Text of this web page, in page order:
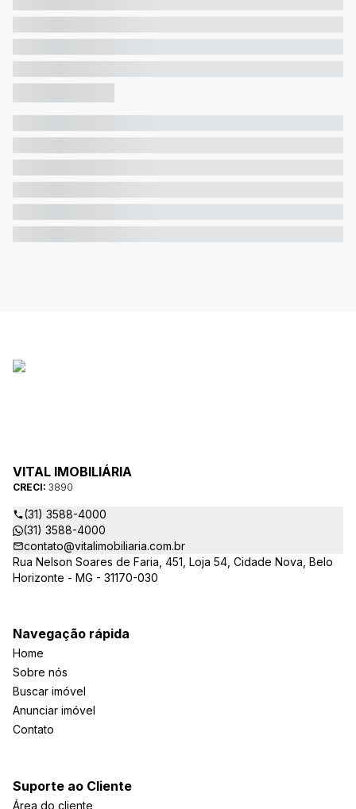
VITAL IMOBILIÁRIA
CRECI: 3890
(31) 3588-4000
(31) 3588-4000
contato@vitalimobiliaria.com.br
Rua Nelson Soares de Faria, 451, Loja 54, Cidade Nova, Belo
Horizonte - MG - 31170-030
Navegação rápida
Home
Sobre nós
Buscar imóvel
Anunciar imóvel
Contato
Suporte ao Cliente
Área do cliente